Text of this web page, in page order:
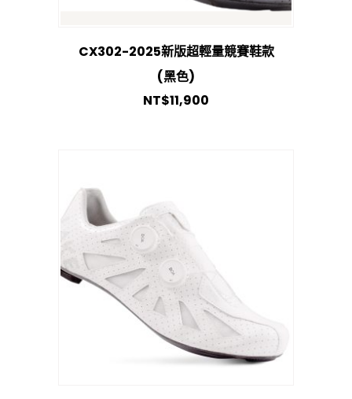
CX302-2025新版超輕量競賽鞋款
(黑色)
NT$11,900